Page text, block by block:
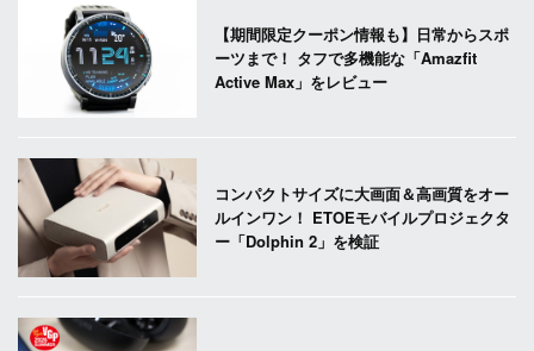
【期間限定クーポン情報も】日常からスポ
ーツまで！ タフで多機能な「Amazfit
Active Max」をレビュー
コンパクトサイズに大画面＆高画質をオー
ルインワン！ ETOEモバイルプロジェクタ
ー「Dolphin 2」を検証